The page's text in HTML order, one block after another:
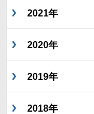
2021年
2020年
2019年
2018年